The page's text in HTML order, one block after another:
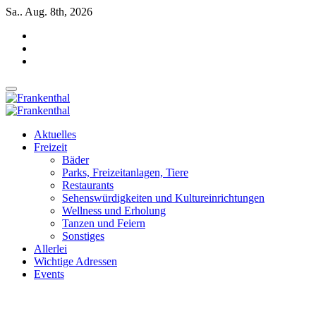
Zum
springen
Sa.. Aug. 8th, 2026
INSIDE FRANKENTHAL
INSIDE FRANKENTHAL
Aktuelles
Freizeit
Bäder
Parks, Freizeitanlagen, Tiere
Restaurants
Sehenswürdigkeiten und Kultureinrichtungen
Wellness und Erholung
Tanzen und Feiern
Sonstiges
Allerlei
Wichtige Adressen
Events